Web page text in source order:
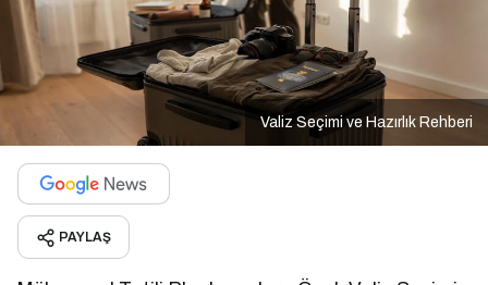
Valiz Seçimi ve Hazırlık Rehberi
PAYLAŞ